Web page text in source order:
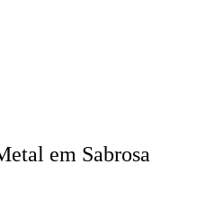
em Sabrosa